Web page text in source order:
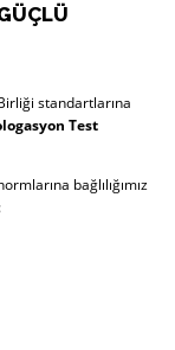
standartlarına
Test
bağlılığımız